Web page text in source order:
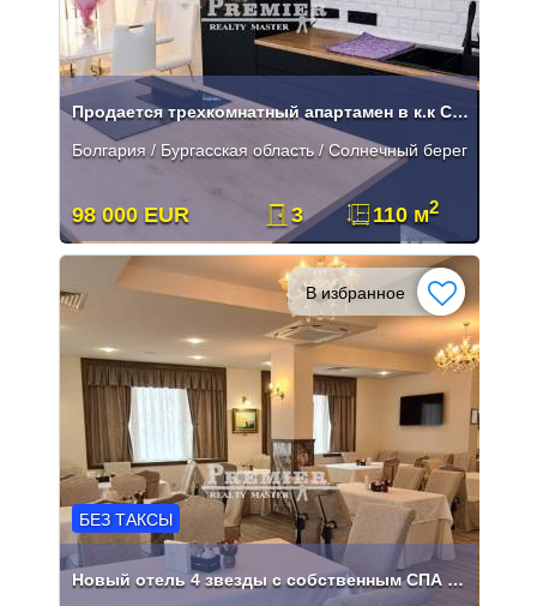
Продается трехкомнатный апартамен в к.к Солнечный Берег
Болгария / Бургасская область / Солнечный берег
98 000 EUR 3 110 м2
В избранное
БЕЗ ТАКСЫ
Новый отель 4 звезды с собственным СПА центром